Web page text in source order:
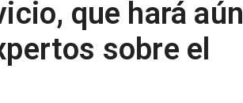
que hará aún
sobre el